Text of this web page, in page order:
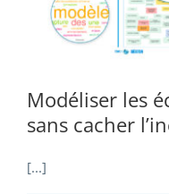
Modéliser les
sans cacher
[...]